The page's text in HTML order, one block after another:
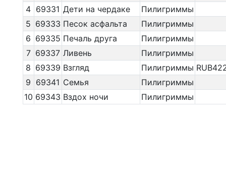
4 69331 Дети на чердаке
Пилигриммы
5 69333 Песок асфальта
Пилигриммы
6 69335 Печаль друга
Пилигриммы
7 69337 Ливень
Пилигриммы
8 69339 Взгляд Пилигриммы
9 69341 Семья
Пилигриммы
10 69343 Вздох ночи Пилигриммы